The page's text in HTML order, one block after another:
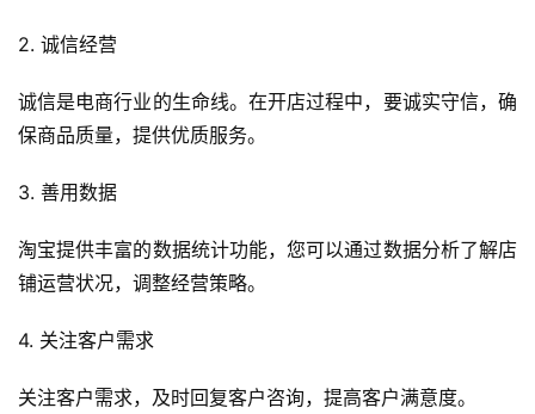
2. 诚信经营
诚信是电商行业的生命线。在开店过程中，要诚实守信，确
保商品质量，提供优质服务。
3. 善用数据
淘宝提供丰富的数据统计功能，您可以通过数据分析了解店
铺运营状况，调整经营策略。
4. 关注客户需求
关注客户需求，及时回复客户咨询，提高客户满意度。